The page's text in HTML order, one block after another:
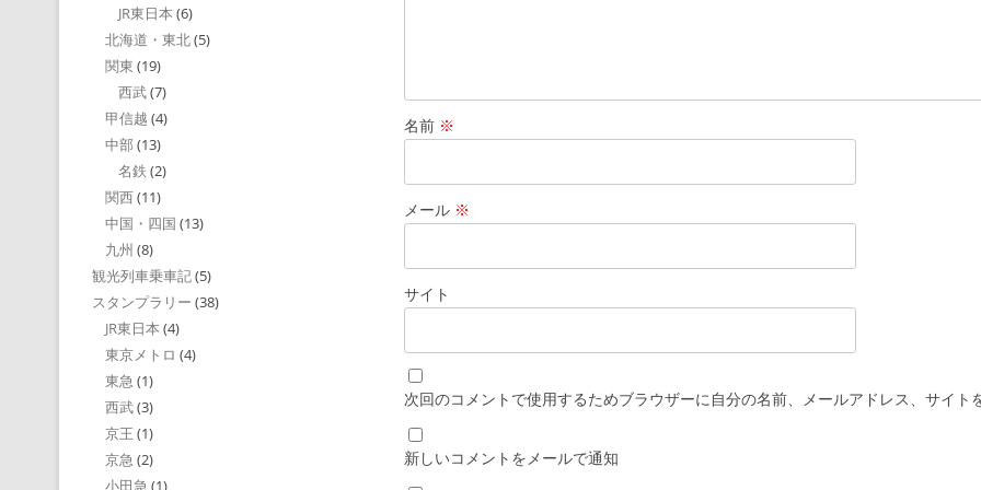
名前 ※
メール ※
サイト
次回のコメントで使用するためブラウザーに自分の名前、メールアドレス、サイト
新しいコメントをメールで通知
JR東日本 (6)
北海道・東北(5)
関東 (19)
西武(7)
甲信越 (4)
中部 (13)
名鉄 (2)
関西(11)
中国・四国 (13)
九州 (8)
観光列車乗車記(5)
スタンプラリー (38)
JR東日本 (4)
東京メトロ (4)
東急 (1)
西武(3)
京王 (1)
京急 (2)